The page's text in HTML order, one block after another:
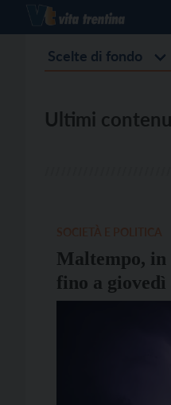
Scelte di fondo
Ultimi
Maltempo,
fino a